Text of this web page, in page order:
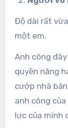
Độ dài rất
một em.
Anh công
quyền năng
cướp nhà
anh công
lực của mình